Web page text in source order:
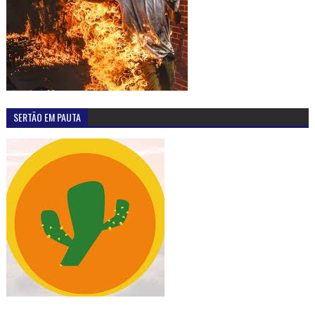
SERTÃO EM PAUTA